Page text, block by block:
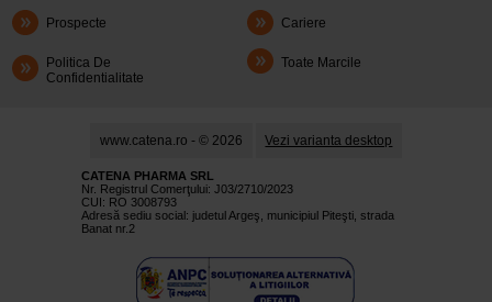
Prospecte Cariere
Politica De
Confidentialitate
Toate Marcile
www.catena.ro - © 2026 Vezi varianta desktop
CATENA PHARMA SRL
Nr. Registrul Comerţului: J03/2710/2023
CUI: RO 3008793
Adresă sediu social: judetul Argeş, municipiul Piteşti, strada
Banat nr.2